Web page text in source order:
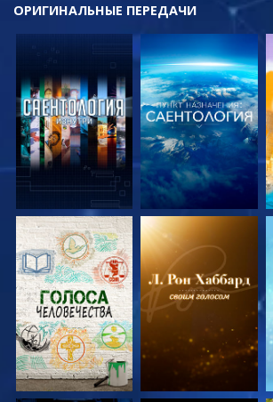
ОРИГИНАЛЬНЫЕ ПЕРЕДАЧИ
СМОТРЕТЬ
ПЕРЕДАЧИ
СМОТРЕТЬ
ПЕРЕДАЧИ